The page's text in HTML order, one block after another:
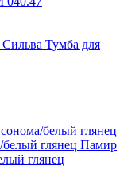
Сильва Тумба для
Памир
глянец